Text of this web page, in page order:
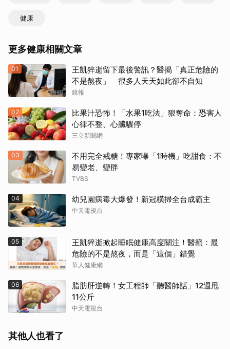
健康
更多健康相關文章
01
王凱猝逝留下最後警訊？醫揭「真正危險的
不是熬夜」 很多人天天如此卻不自知
鏡報
02
比果汁恐怖！「水果1吃法」狠奪命：恐害人
心律不整、心臟驟停
三立新聞網
03
不用完全戒糖！專家曝「1時機」吃甜食：不
易變老、變胖
TVBS
04 幼兒園病毒大爆發！新冠橫掃全台成霸主
中天電視台
05
王凱猝逝掀起睡眠健康高度關注！醫籲：最
危險的不是熬夜，而是「這個」錯覺
華人健康網
06
脂肪肝逆轉！女工程師「聽醫師話」12週甩
11公斤
中天電視台
其他人也看了